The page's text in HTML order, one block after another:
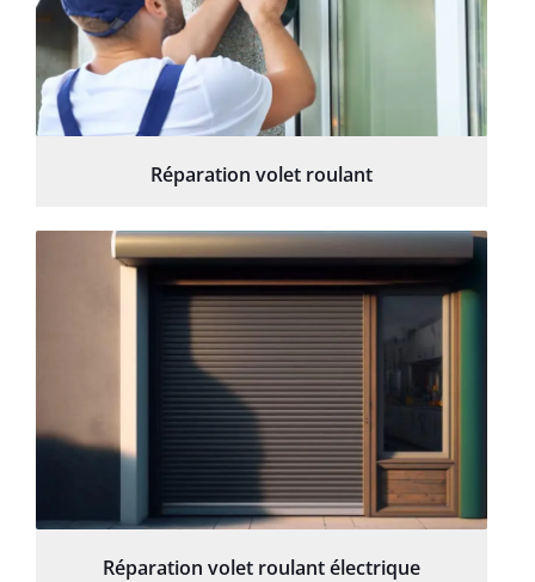
Réparation volet roulant
Réparation volet roulant électrique